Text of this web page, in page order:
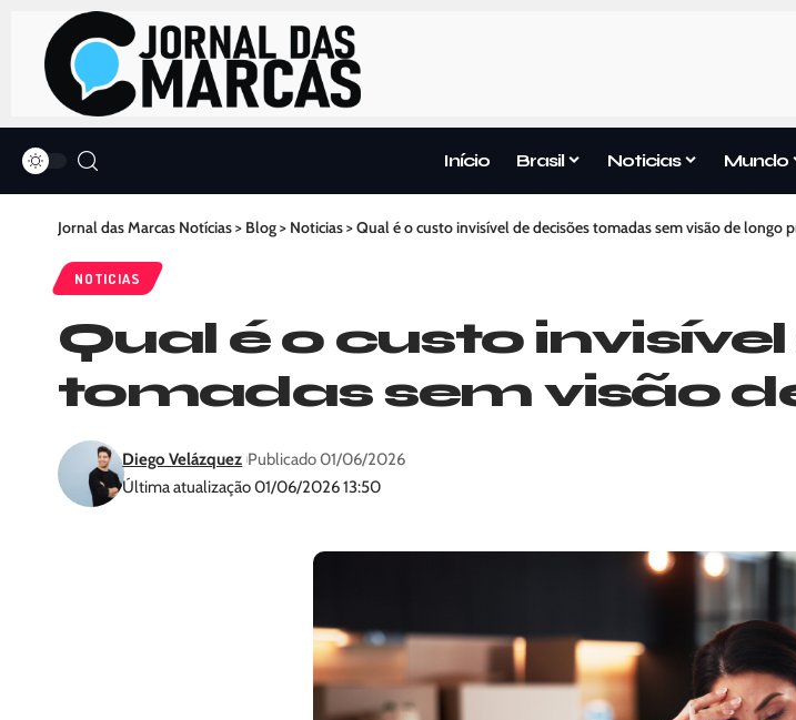
Início Brasil Noticias Mundo
Jornal das Marcas Notícias> Blog> Noticias>Qual é o custo invisível de decisões tomadas sem visão de longo
NOTICIAS
Qual é o custo
tomadas sem visão
Última atualização 01/06/2026 13:50
Diego Velázquez Publicado 01/06/2026